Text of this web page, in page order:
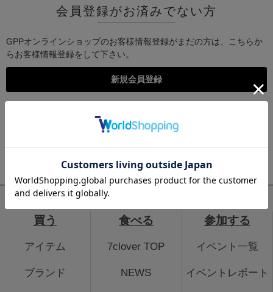
会員登録がお済みでない方
GPPオンラインショップのお客様情報登録がまだの方は、こちらか
らお客様情報登録をして下さい。
こちらは個人様向けのページとなります。法人のお客様のログイ
法人のお客さまはこちら
買う
アイテム
ブランド
食べる
7clover TOP
NEWS
参加する
イベント一覧
イベントレポート